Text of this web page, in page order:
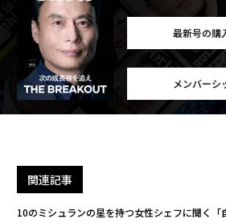
最新号の購
メンバーシ
関連記事
10のミシュランの星を持つ女性シェフに聞く「